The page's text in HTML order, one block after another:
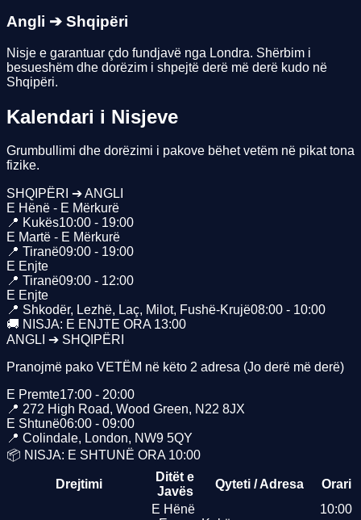
Angli ➔ Shqipëri
Nisje e garantuar çdo fundjavë nga Londra. Shërbim i
besueshëm dhe dorëzim i shpejtë derë më derë kudo në
Shqipëri.
Kalendari i Nisjeve
Grumbullimi dhe dorëzimi i pakove bëhetvetëm në pikat tona
fizike.
SHQIPËRI ➔ ANGLI
E Hënë - E Mërkurë
📍 Kukës10:00 - 19:00
E Martë - E Mërkurë
📍 Tiranë09:00 - 19:00
E Enjte
📍 Tiranë09:00 - 12:00
E Enjte
📍 Shkodër, Lezhë, Laç, Milot, Fushë-Krujë08:00 - 10:00
🚚 NISJA: E ENJTE ORA 13:00
ANGLI ➔ SHQIPËRI
Pranojmë pako VETËM në këto 2 adresa (Jo derë më derë)
E Premte17:00 - 20:00
📍 272 High Road, Wood Green, N22 8JX
E Shtunë06:00 - 09:00
📍 Colindale, London, NW9 5QY
📦 NISJA: E SHTUNË ORA 10:00
Drejtimi
Ditët e
Javës
Qyteti / Adresa
Orari
E Hënë
10:00